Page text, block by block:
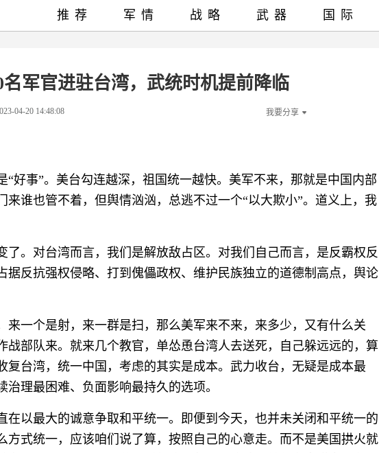
名军官进驻台湾，武统时机提前降临
04-20 14:48:08 我要分享
“好事”。美台勾连越深，祖国统一越快。美军不来，那就是中国内部
来谁也管不着，但舆情汹汹，总逃不过一个“以大欺小”。道义上，我
了。对台湾而言，我们是解放敌占区。对我们自己而言，是反霸权反
据反抗强权侵略、打到傀儡政权、维护民族独立的道德制高点，舆论
来一个是射，来一群是扫，那么美军来不来，来多少，又有什么关
战部队来。就来几个教官，单怂恿台湾人去送死，自己躲远远的，算
复台湾，统一中国，考虑的其实是成本。武力收台，无疑是成本最
理最困难、负面影响最持久的选项。
在以最大的诚意争取和平统一。即便到今天，也并未关闭和平统一的
方式统一，应该咱们说了算，按照自己的心意走。而不是美国拱火就
推荐 军情 战略 武器 国际